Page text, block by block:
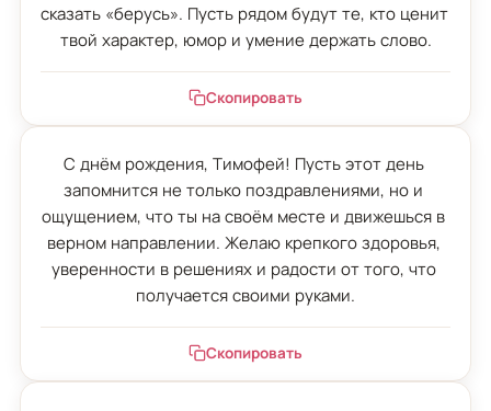
сказать «берусь». Пусть рядом будут те, кто ценит
твой характер, юмор и умение держать слово.
Скопировать
С днём рождения, Тимофей! Пусть этот день
запомнится не только поздравлениями, но и
ощущением, что ты на своём месте и движешься в
верном направлении. Желаю крепкого здоровья,
уверенности в решениях и радости от того, что
получается своими руками.
Скопировать